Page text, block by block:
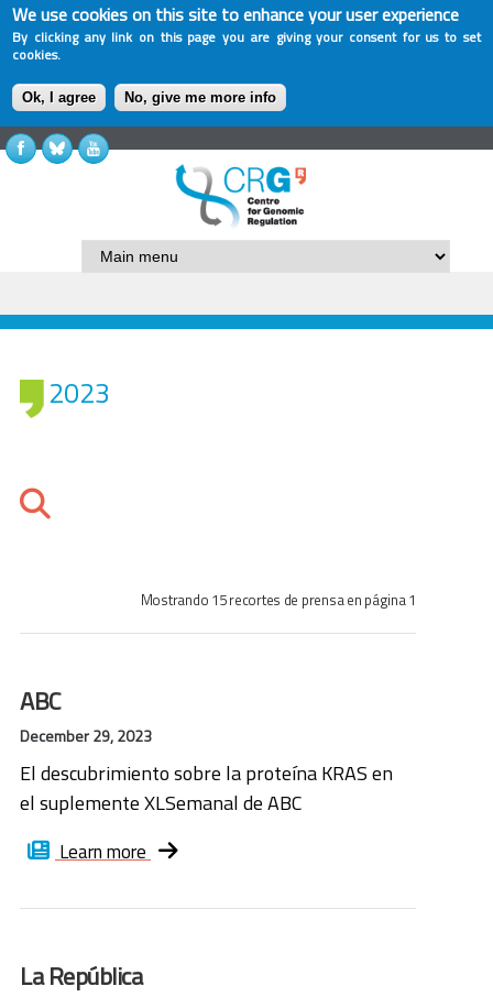
We use cookies on this site to enhance your user experience
By clicking any link on this page you are giving your consent for us to set
cookies.
Ok, I agree No, give me more info
2023
Mostrando 15 recortes de prensa en página 1
ABC
December 29, 2023
El descubrimiento sobre la proteína KRAS en
el suplemente XLSemanal de ABC
Learn more
La República